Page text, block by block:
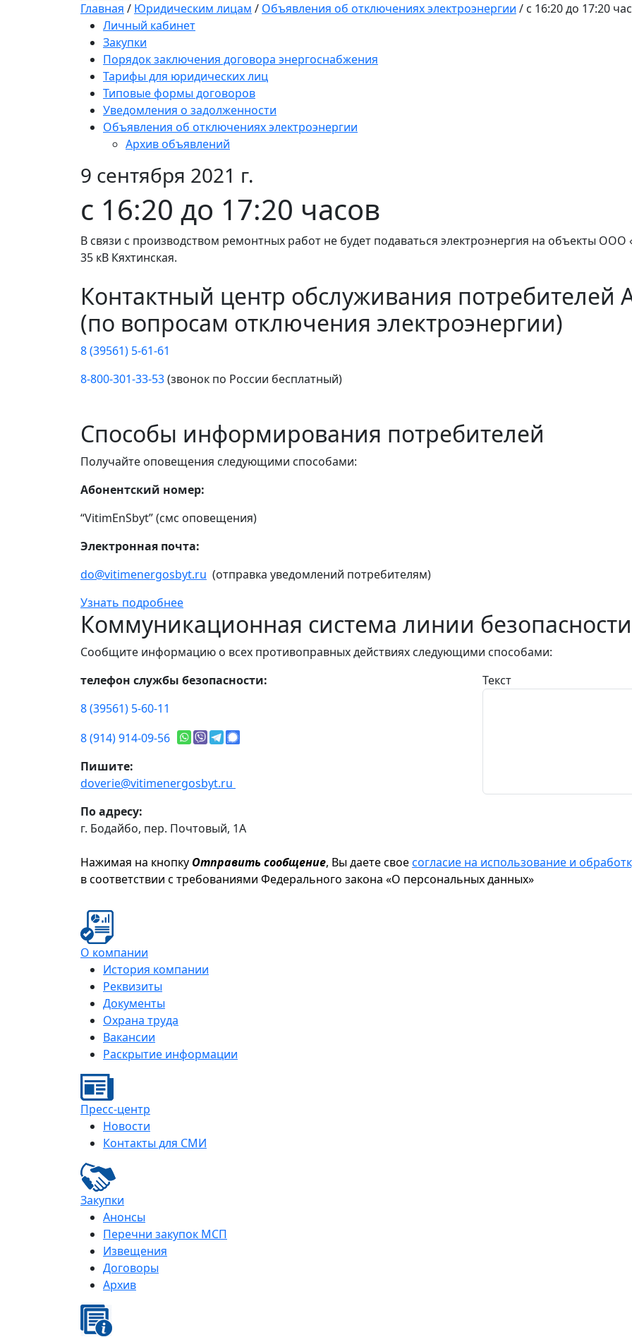
Главная / Юридическим лицам / Объявления об отключениях электроэнергии / с 16:20 до 17:20
Личный кабинет
Закупки
Порядок заключения договора энергоснабжения
Тарифы для юридических лиц
Типовые формы договоров
Уведомления о задолженности
Объявления об отключениях электроэнергии
Архив объявлений
9 сентября 2021 г.
с 16:20 до 17:20 часов
В связи с производством ремонтных работ не будет подаваться электроэнергия на объекты
35 кВ Кяхтинская.
Контактный центр обслуживания потребителей
(по вопросам отключения электроэнергии)
8 (39561) 5-61-61
8-800-301-33-53(звонок по России бесплатный)
Способы информирования потребителей
Получайте оповещения следующими способами:
Абонентский номер:
“VitimEnSbyt” (смс оповещения)
Электронная почта:
do@vitimenergosbyt.ru (отправка уведомлений потребителям)
Узнать подробнее
Коммуникационная система линии безопасности
Сообщите информацию о всех противоправных действиях следующими способами:
телефон службы безопасности:
8 (39561) 5-60-11
8 (914) 914-09-56
Пишите:
doverie@vitimenergosbyt.ru
По адресу:
г. Бодайбо, пер. Почтовый, 1А
Текст
Нажимая на кнопку Отправить сообщение, Вы даете своесогласие на использование и
в соответствии с требованиями Федерального закона «О персональных данных»
О компании
История компании
Реквизиты
Документы
Охрана труда
Вакансии
Раскрытие информации
Пресс-центр
Новости
Контакты для СМИ
Закупки
Анонсы
Перечни закупок МСП
Извещения
Договоры
Архив